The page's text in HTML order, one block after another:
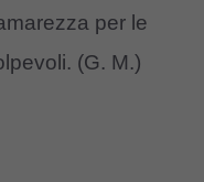
per le
(G. M.)